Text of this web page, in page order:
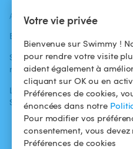
Votre vie privée
Bienvenue sur Swimmy !
pour rendre votre visite
aident également à
cliquant sur OK ou en
Préférences de cookies,
énoncées dans notre
Pour modifier vos
consentement, vous
Préférences de cookies
ACTUALITÉS
Blog
Swimmy dans les
médias
L'aventure
Swimmy
Pour les
Louer
marche ?